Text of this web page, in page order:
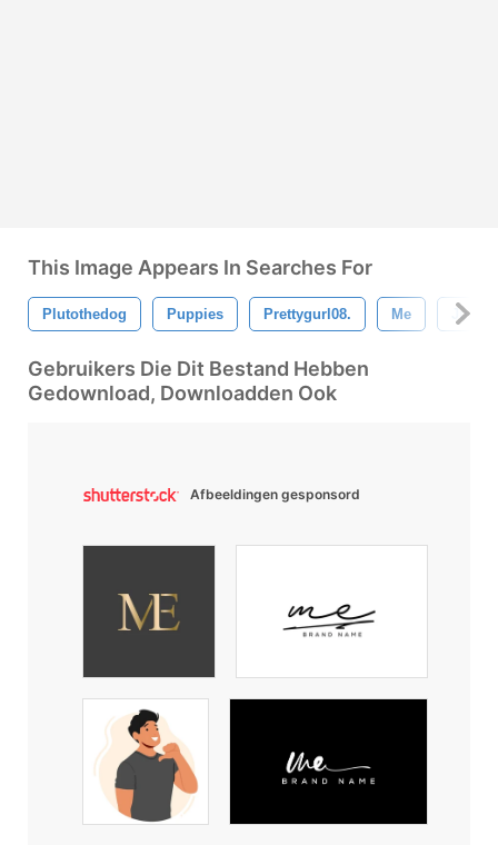
This Image Appears In Searches For
Plutothedog Puppies Prettygurl08. Me Jullie
Gebruikers Die Dit Bestand Hebben
Gedownload, Downloadden Ook
Afbeeldingen gesponsord